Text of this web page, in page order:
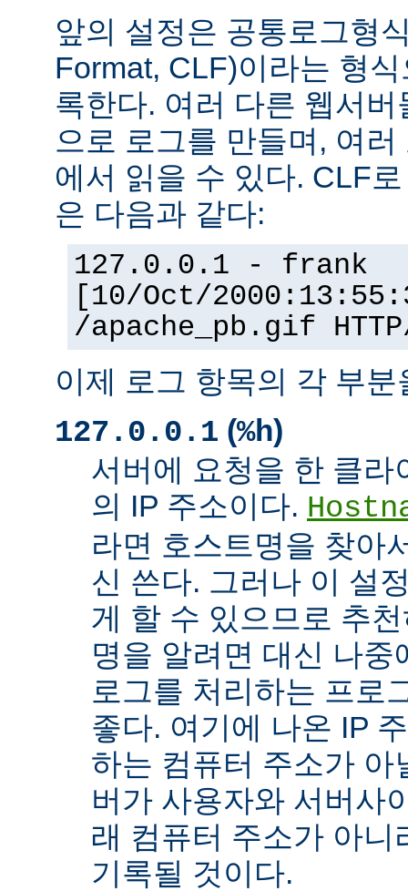
앞의 설정은 공통로그형
Format, CLF)이라는 형
록한다. 여러 다른 웹서
으로 로그를 만들며, 여
에서 읽을 수 있다. CLF
은 다음과 같다:
127.0.0.1 - frank
[10/Oct/
/apache_pb.gif
이제 로그 항목의 각 부
127.0.0.1 (%h)
서버에 요청을 한 클라
의 IP 주소이다.
라면 호스트명을 찾아
신 쓴다. 그러나 이 설
게 할 수 있으므로 추
명을 알려면 대신 나
로그를 처리하는 프로
좋다. 여기에 나온 IP
하는 컴퓨터 주소가 아
버가 사용자와 서버사
래 컴퓨터 주소가 아니
기록될 것이다.